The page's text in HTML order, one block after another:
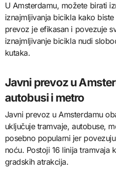
U Amsterdamu, možete birati
iznajmljivanja bicikla kako
prevoz je efikasan i povezuje
iznajmljivanje bicikla nudi
kutaka.
Javni prevoz u
autobusi i metro
Javni prevoz u Amsterdamu
uključuje tramvaje, autobuse,
posebno popularni jer
noću. Postoji 16 linija tramvaja
gradskih atrakcija.